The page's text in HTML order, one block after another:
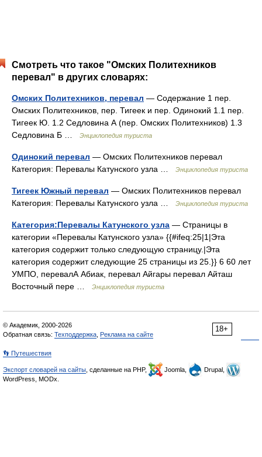
Смотреть что такое "Омских Политехников
перевал" в других словарях:
Омских Политехников, перевал — Содержание 1 пер.
Омских Политехников, пер. Тигеек и пер. Одинокий 1.1 пер.
Тигеек Ю. 1.2 Седловина А (пер. Омских Политехников) 1.3
Седловина Б …
Энциклопедия туриста
Одинокий перевал — Омских Политехников перевал
Категория: Перевалы Катунского узла …
Энциклопедия туриста
Тигеек Южный перевал — Омских Политехников перевал
Категория: Перевалы Катунского узла …
Энциклопедия туриста
Категория:Перевалы Катунского узла — Страницы в
категории «Перевалы Катунского узла» {{#ifeq:25|1|Эта
категория содержит только следующую страницу.|Эта
категория содержит следующие 25 страницы из 25.}} 6 60 лет
УМПО, перевалА Абиак, перевал Айгары перевал Айташ
Восточный пере …
Энциклопедия туриста
18+
© Академик, 2000-2026
Обратная связь: Техподдержка Реклама на сайте
👣 Путешествия
Экспорт словарей на сайты , сделанные на PHP, Joomla,
Drupal,
WordPress, MODx.